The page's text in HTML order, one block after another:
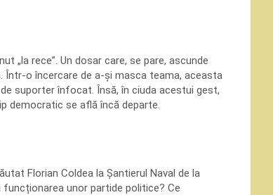
„la rece”. Un dosar care, se pare, ascunde
o încercare de a-și masca teama, aceasta
suporter înfocat. Însă, în ciuda acestui gest,
democratic se află încă departe.
Florian Coldea la Șantierul Naval de la
funcționarea unor partide politice? Ce